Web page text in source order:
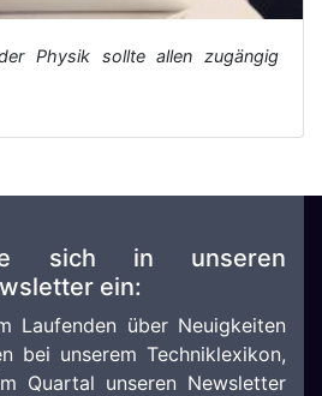
Physik sollte allen zugängig
sich in unseren
ein:
Laufenden über Neuigkeiten
bei unserem Techniklexikon,
Quartal unseren Newsletter